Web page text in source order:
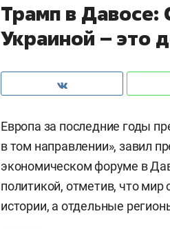
Трамп в
Украиной – это
Европа за последние годы
в том направлении», завил
экономическом форуме в
политикой, отметив, что мир
истории, а отдельные